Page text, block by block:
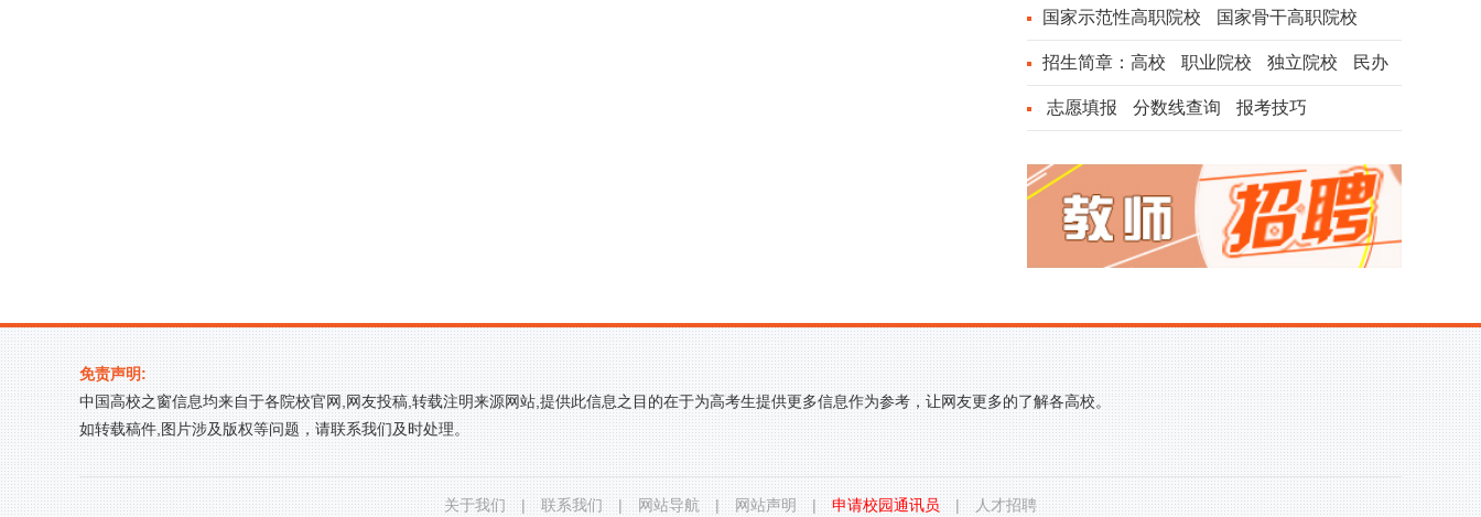
国家示范性高职院校 国家骨干高职院校
招生简章： 高校 职业院校 独立院校 民办
院校志愿填报 分数线查询 报考技巧
免责声明:
中国高校之窗信息均来自于各院校官网,网友投稿,转载注明来源网站,提供此信息之目的在于为高考生提供更多信息作为参考，让网友更多的了解各高校。
如转载稿件,图片涉及版权等问题，请联系我们及时处理。
关于我们 | 联系我们 | 网站导航 | 网站声明 | 申请校园通讯员 | 人才招聘